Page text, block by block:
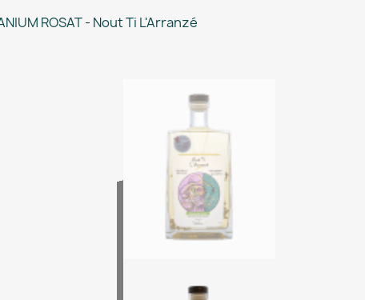
ROSAT - Nout Ti L'Arranzé